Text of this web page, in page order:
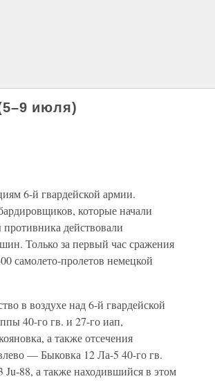
июля)
6-й гвардейской армии.
которые начали
действовали
Только за первый час сражения
самолето-пролетов немецкой
в воздухе над 6-й гвардейской
40-го гв. и 27-го иап,
а также отсечения
— Быковка 12 Ла-5 40-го гв.
Ju-88, а также находившийся в этом